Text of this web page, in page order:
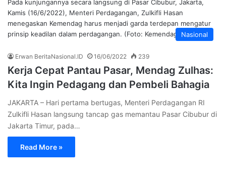
Nasional
Pada kunjungannya secara langsung di Pasar Cibubur, Jakarta,
Kamis (16/6/2022), Menteri Perdagangan, Zulkifli Hasan
menegaskan Kemendag harus menjadi garda terdepan mengatur
prinsip keadilan dalam perdagangan. (Foto: Kemendag)
Erwan BeritaNasional.ID 16/06/2022 239
Kerja Cepat Pantau Pasar, Mendag Zulhas:
Kita Ingin Pedagang dan Pembeli Bahagia
JAKARTA – Hari pertama bertugas, Menteri Perdagangan RI
Zulkifli Hasan langsung tancap gas memantau Pasar Cibubur di
Jakarta Timur, pada…
Read More »